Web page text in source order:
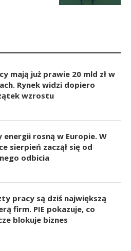
mają już prawie 20 mld zł w
ach. Rynek widzi dopiero
wzrostu
energii rosną w Europie. W
sierpień zaczął się od
odbicia
pracy są dziś największą
firm. PIE pokazuje, co
blokuje biznes